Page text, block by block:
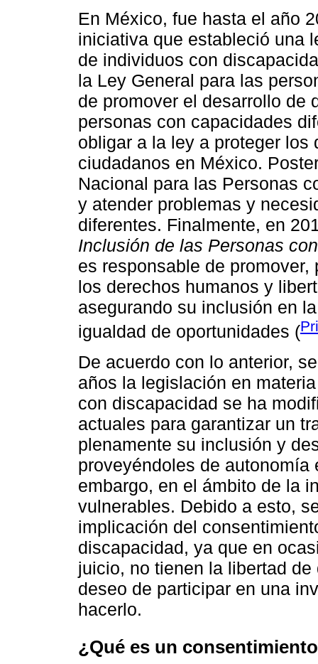
En México, fue hasta el año
iniciativa que estableció una
de individuos con
la Ley General para las
de promover el desarrollo de
personas con capacidades
obligar a la ley a proteger
ciudadanos en México.
Nacional para las Personas
y atender problemas y
diferentes. Finalmente, en
Inclusión de las Personas
es responsable de
los derechos humanos y
asegurando su inclusión en
igualdad de oportunidades (
De acuerdo con lo anterior,
años la legislación en
con discapacidad se ha
actuales para garantizar un
plenamente su inclusión y
proveyéndoles de
embargo, en el ámbito de la
vulnerables. Debido a esto,
implicación del
discapacidad, ya que en
juicio, no tienen la libertad
deseo de participar en una
hacerlo.
¿Qué es un